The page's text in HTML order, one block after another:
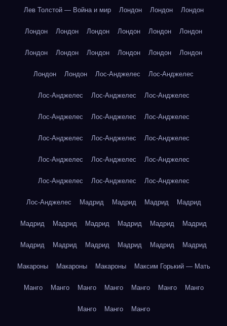
Лев Толстой — Война и мир Лондон Лондон Лондон
Лондон Лондон Лондон Лондон Лондон Лондон
Лондон Лондон Лондон Лондон Лондон Лондон
Лондон Лондон Лос-Анджелес Лос-Анджелес
Лос-Анджелес Лос-Анджелес Лос-Анджелес
Лос-Анджелес Лос-Анджелес Лос-Анджелес
Лос-Анджелес Лос-Анджелес Лос-Анджелес
Лос-Анджелес Лос-Анджелес Лос-Анджелес
Лос-Анджелес Лос-Анджелес Лос-Анджелес
Лос-Анджелес Мадрид Мадрид Мадрид Мадрид
Мадрид Мадрид Мадрид Мадрид Мадрид Мадрид
Мадрид Мадрид Мадрид Мадрид Мадрид Мадрид
Макароны Макароны Макароны Максим Горький — Мать
Манго Манго Манго Манго Манго Манго Манго
Манго Манго Манго